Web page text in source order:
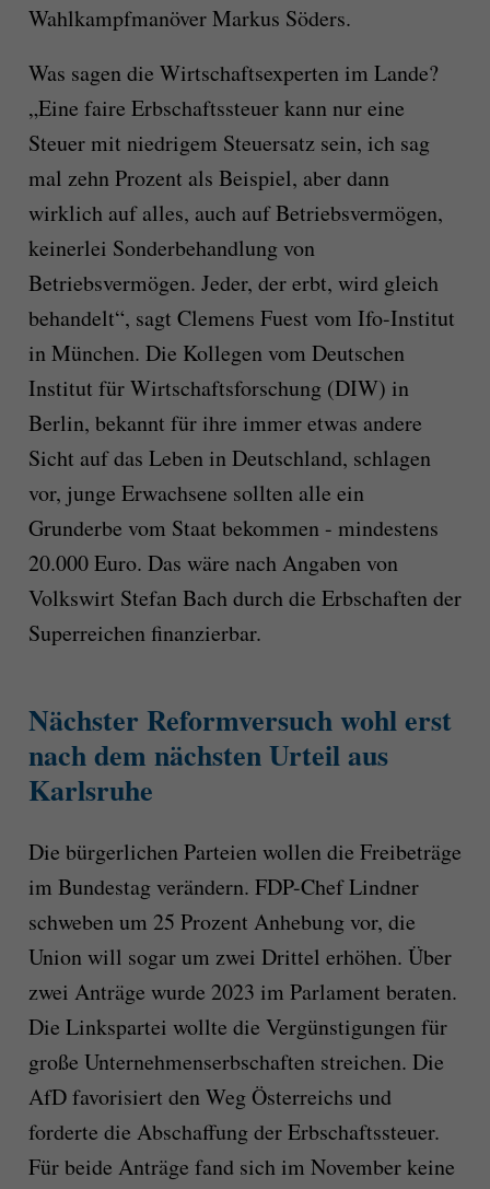
Wahlkampfmanöver Markus Söders.
Was sagen die Wirtschaftsexperten im Lande?
„Eine faire Erbschaftssteuer kann nur eine
Steuer mit niedrigem Steuersatz sein, ich sag
mal zehn Prozent als Beispiel, aber dann
wirklich auf alles, auch auf Betriebsvermögen,
keinerlei Sonderbehandlung von
Betriebsvermögen. Jeder, der erbt, wird gleich
behandelt“, sagt Clemens Fuest vom Ifo-Institut
in München. Die Kollegen vom Deutschen
Institut für Wirtschaftsforschung (DIW) in
Berlin, bekannt für ihre immer etwas andere
Sicht auf das Leben in Deutschland, schlagen
vor, junge Erwachsene sollten alle ein
Grunderbe vom Staat bekommen - mindestens
20.000 Euro. Das wäre nach Angaben von
Volkswirt Stefan Bach durch die Erbschaften der
Superreichen finanzierbar.
Nächster Reformversuch wohl erst
nach dem nächsten Urteil aus
Karlsruhe
Die bürgerlichen Parteien wollen die Freibeträge
im Bundestag verändern. FDP-Chef Lindner
schweben um 25 Prozent Anhebung vor, die
Union will sogar um zwei Drittel erhöhen. Über
zwei Anträge wurde 2023 im Parlament beraten.
Die Linkspartei wollte die Vergünstigungen für
große Unternehmenserbschaften streichen. Die
AfD favorisiert den Weg Österreichs und
forderte die Abschaffung der Erbschaftssteuer.
Für beide Anträge fand sich im November keine